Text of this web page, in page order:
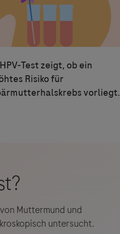
Test zeigt, ob ein
Risiko für
vorliegt.
Muttermund und
untersucht.